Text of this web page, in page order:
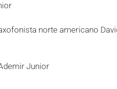
norte americano
Junior